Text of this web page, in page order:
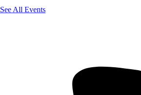
See All Events